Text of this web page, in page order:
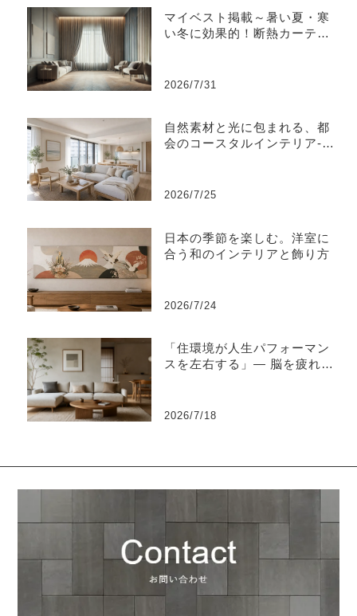
マイベスト掲載～暑い夏・寒
い冬に効果的！断熱カーテン
2026/7/31
自然素材と光に包まれる、都
会のコースタルインテリア-江
2026/7/25
日本の季節を楽しむ。洋室に
合う和のインテリアと飾り方
2026/7/24
「住環境が人生パフォーマン
スを左右する」― 脳を疲れさ
2026/7/18